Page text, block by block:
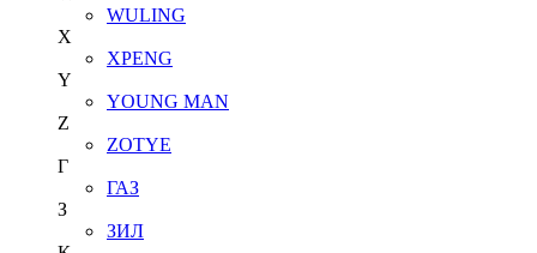
WULING
X
XPENG
Y
YOUNG MAN
Z
ZOTYE
Г
ГАЗ
З
ЗИЛ